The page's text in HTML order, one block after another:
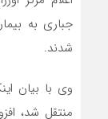
جباری به
شدند.
منتقل شد،